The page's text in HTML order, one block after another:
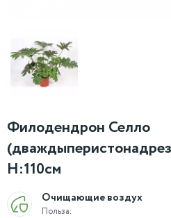
Филодендрон Селло
H:110см
Польза:
Очищающие воздух